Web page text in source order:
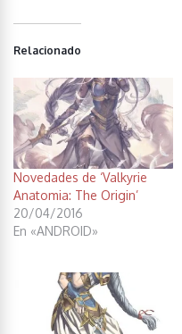
Relacionado
Novedades de ‘Valkyrie
Anatomia: The Origin’
20/04/2016
En «ANDROID»